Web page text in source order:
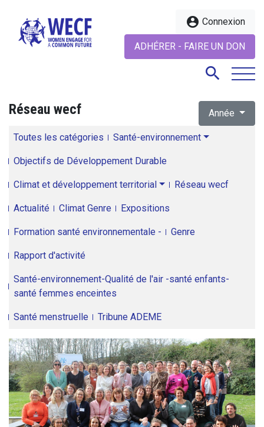
account_circle Connexion
ADHÉRER - FAIRE UN DON
search
Réseau wecf Année
Toutes les catégories Santé-environnement
Objectifs de Développement Durable
Climat et développement territorial Réseau wecf
Actualité Climat Genre Expositions
Formation santé environnementale - Genre
Rapport d'activité
Santé-environnement-Qualité de l'air -santé enfants-
santé femmes enceintes
Santé menstruelle Tribune ADEME